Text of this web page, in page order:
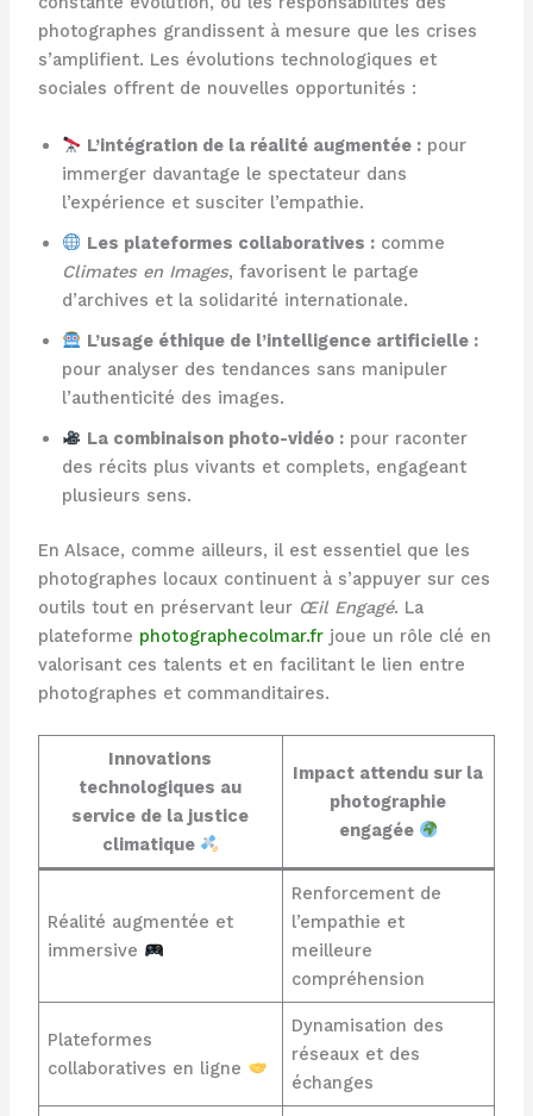
photographes grandissent à mesure que les crises
s’amplifient. Les évolutions technologiques et
sociales offrent de nouvelles opportunités :
L’intégration de la réalité augmentée : pour
immerger davantage le spectateur dans
l’expérience et susciter l’empathie.
Les plateformes collaboratives : comme
Climates en Images, favorisent le partage
d’archives et la solidarité internationale.
L’usage éthique de l’intelligence artificielle :
pour analyser des tendances sans manipuler
l’authenticité des images.
La combinaison photo-vidéo : pour raconter
des récits plus vivants et complets, engageant
plusieurs sens.
En Alsace, comme ailleurs, il est essentiel que les
photographes locaux continuent à s’appuyer sur ces
outils tout en préservant leur Œil Engagé. La
plateforme photographecolmar.frjoue un rôle clé en
valorisant ces talents et en facilitant le lien entre
photographes et commanditaires.
Innovations
technologiques au
service de la justice
climatique
Impact attendu sur la
photographie
engagée
Réalité augmentée et
immersive
Renforcement de
l’empathie et
meilleure
compréhension
Plateformes
collaboratives en ligne
Dynamisation des
réseaux et des
échanges